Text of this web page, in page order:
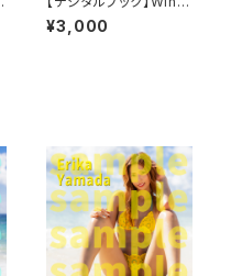
r DAREA Dream Fact
ory Magazine
¥3,000